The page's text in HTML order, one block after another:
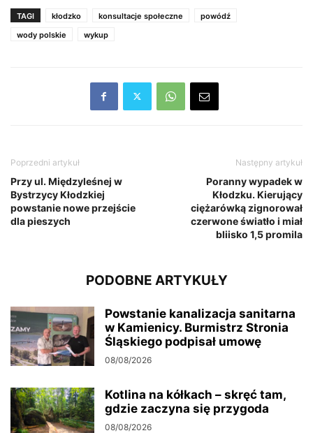
TAGI kłodzko konsultacje społeczne
powódź
wody polskie
wykup
Poprzedni artykuł
Przy ul. Międzyleśnej w
Bystrzycy Kłodzkiej
powstanie nowe przejście
dla pieszych
Następny artykuł
Poranny wypadek w
Kłodzku. Kierujący
ciężarówką zignorował
czerwone światło i miał
bliisko 1,5 promila
PODOBNE ARTYKUŁY
Powstanie kanalizacja sanitarna
w Kamienicy. Burmistrz Stronia
Śląskiego podpisał umowę
08/08/2026
Kotlina na kółkach – skręć tam,
gdzie zaczyna się przygoda
08/08/2026